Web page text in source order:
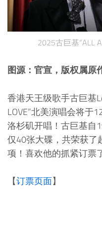
2025古巨基“ALL
图源：官宣，版权属原
香港天王级歌手古巨基
LOVE”北美演唱会将于
洛杉矶开唱！古巨基自
仅40张大碟，共荣获
项！喜欢他的抓紧订票
【订票页面】